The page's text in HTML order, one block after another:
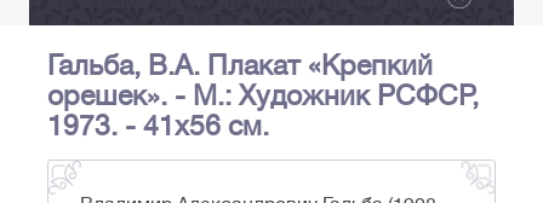
Гальба, В.А. Плакат «Крепкий
орешек». - М.: Художник РСФСР,
1973. - 41х56 см.